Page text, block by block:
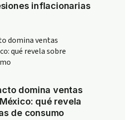
inflacionarias
domina ventas
qué revela
de consumo